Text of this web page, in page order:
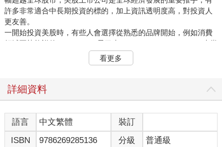
許多非常適合中長期投資的標的，加上資訊透明度高，對投資人
更友善。
一開始投資美股時，有些人會選擇從熟悉的品牌開始，例如消費
領域耳熟能詳的Starbucks（星巴克）、Nike、McDonald's（麥當
勞），或科技領域的輝達、Apple、Tesla（特斯拉）、Google、
Facebook和IG的母公司Meta、Adobe、Uber等。然而2022年9月
上述期間美股主要兩大指數S&P 500（標普500）指數與Nasdaq
Meta的354%、Uber的224%及Google的98%。報酬率最低的3家
公司分別是Starbucks的11%、Adobe的負4%和Nike的負23%。同
樣投資3年、都是知名的國際級企業，選錯投資標的仍會讓人暗自
看更多
詳細資料
語言 中文繁體
裝訂
ISBN
9786269285136 分級 普通級